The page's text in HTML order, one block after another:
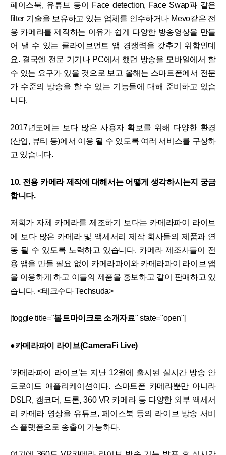
페이스북, 유튜브 등이 Face detection, Face Swap과 같은
filter 기술을 보유하고 있는 업체를 인수하거나 Mevo같은 전
용 카메라를 제작하는 이유가 쉽게 다양한 방송영상을 만들
어 낼 수 있는 클라이브언트 앱 경쟁력을 갖추기 위함인데
요. 결국엔 전문 기기나 PC에서 했던 방송을 모바일에서 할
수 있는 요구가 있을 것으로 보고 올해는 스마트폰에서 전문
가 수준의 방송을 할 수 있는 기능들에 대해 준비하고 있습
니다.
2017년도에는 보다 많은 사용자 확보를 위해 다양한 환경
(산업, 뷰티 등)에서 이용 될 수 있도록 여러 서비스를 구상하
고 있습니다.
10. 전용 카메라 제작에 대해서는 어떻게 생각하시는지 궁금
합니다.
저희가 자체 카메라를 제조하기 보다는 카메라파이 라이브
에 보다 많은 카메라 및 액세서리 제작 회사들의 제품과 연
동 될 수 있도록 노력하고 있습니다. 카메라 제조사들이 전
용 앱을 만들 필요 없이 카메라파이와 카메라파이 라이브 앱
을 이용하게 하고 이들의 제품을 홍보하고 같이 판매하고 있
습니다. <테크수다 Techsuda>
[toggle title="볼트마이크로 소개자료" state="open"]
●카메라파이 라이브(CameraFi Live)
‘카메라파이 라이브’는 지난 12월에 출시된 실시간 방송 안
드로이드 애플리케이션이다. 스마트폰 카메라뿐만 아니라
DSLR, 캠코더, 드론, 360 VR 카메라 등 다양한 외부 액세서
리 카메라 영상을 유튜브, 페이스북 등의 라이브 방송 서비
스 플랫폼으로 송출이 가능하다.